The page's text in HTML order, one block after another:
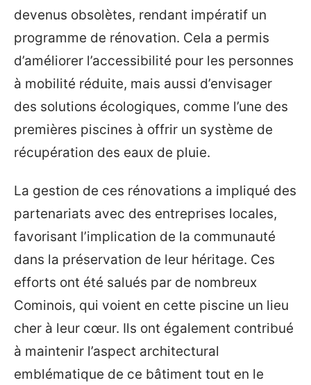
devenus obsolètes, rendant impératif un
programme de rénovation. Cela a permis
d’améliorer l’accessibilité pour les personnes
à mobilité réduite, mais aussi d’envisager
des solutions écologiques, comme l’une des
premières piscines à offrir un système de
récupération des eaux de pluie.
La gestion de ces rénovations a impliqué des
partenariats avec des entreprises locales,
favorisant l’implication de la communauté
dans la préservation de leur héritage. Ces
efforts ont été salués par de nombreux
Cominois, qui voient en cette piscine un lieu
cher à leur cœur. Ils ont également contribué
à maintenir l’aspect architectural
emblématique de ce bâtiment tout en le